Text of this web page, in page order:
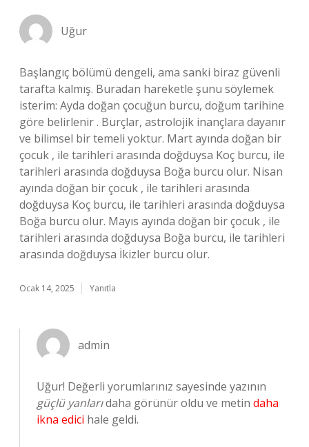
Uğur
Başlangıç bölümü dengeli, ama sanki biraz güvenli
tarafta kalmış. Buradan hareketle şunu söylemek
isterim: Ayda doğan çocuğun burcu, doğum tarihine
göre belirlenir . Burçlar, astrolojik inançlara dayanır
ve bilimsel bir temeli yoktur. Mart ayında doğan bir
çocuk , ile tarihleri arasında doğduysa Koç burcu, ile
tarihleri arasında doğduysa Boğa burcu olur. Nisan
ayında doğan bir çocuk , ile tarihleri arasında
doğduysa Koç burcu, ile tarihleri arasında doğduysa
Boğa burcu olur. Mayıs ayında doğan bir çocuk , ile
tarihleri arasında doğduysa Boğa burcu, ile tarihleri
arasında doğduysa İkizler burcu olur.
Ocak 14, 2025 Yanıtla
admin
Uğur! Değerli yorumlarınız sayesinde yazının
güçlü yanlarıdaha görünür oldu ve metin daha
ikna edici hale geldi.